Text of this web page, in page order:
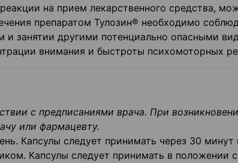
на прием лекарственного средства,
препаратом Тулозин® необходимо
и занятии другими потенциально опасными
внимания и быстроты психомоторных
с предписаниями врача. При
или фармацевту.
Капсулы следует принимать через 30 минут
Капсулы следует принимать в положении